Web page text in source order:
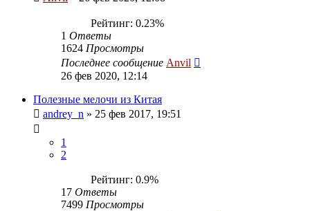
Рейтинг: 0.23%
1 Ответы
1624 Просмотры
Последнее сообщение Anvil
26 фев 2020, 12:14
Полезные мелочи из Китая
andrey_n » 25 фев 2017, 19:51
1
2
Рейтинг: 0.9%
17 Ответы
7499 Просмотры